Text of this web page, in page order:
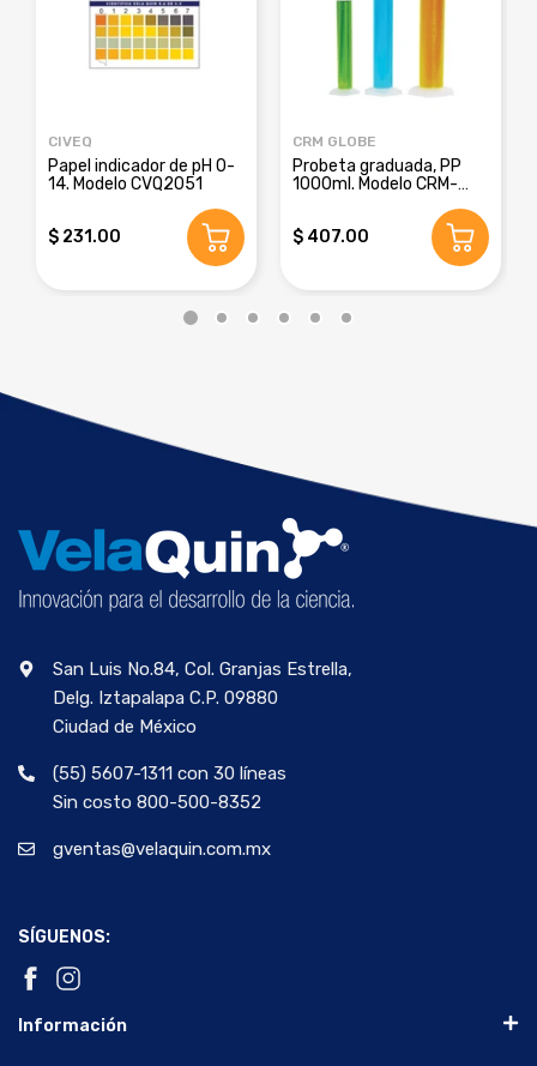
CIVEQ
Papel indicador de pH 0-
14. Modelo CVQ2051
$ 231.00
CRM GLOBE
Probeta graduada, PP
1000ml. Modelo CRM-
$ 407.00
San Luis No.84, Col. Granjas Estrella,
Delg. Iztapalapa C.P. 09880
Ciudad de México
(55) 5607-1311 con 30 líneas
Sin costo 800-500-8352
gventas@velaquin.com.mx
SÍGUENOS:
Información